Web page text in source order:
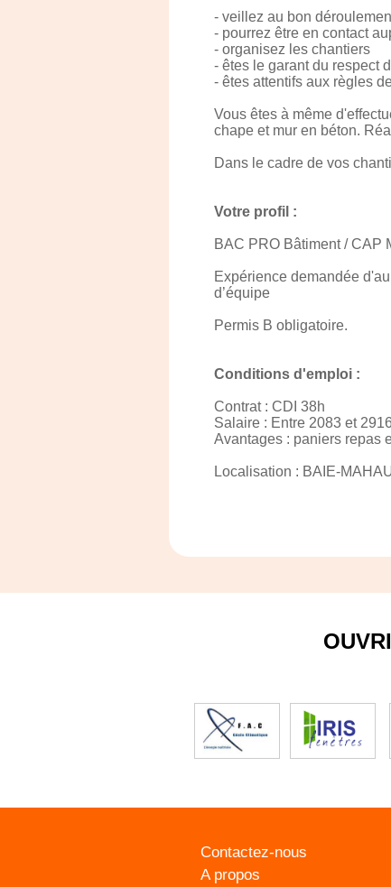
- veillez au bon
- pourrez être en contact
- organisez les chantiers
- êtes le garant du respect
- êtes attentifs aux règles
Vous êtes à même
chape et mur en béton.
Dans le cadre de vos
Votre profil :
BAC PRO Bâtiment / CAP
Expérience demandée
d’équipe
Permis B obligatoire.
Conditions d'emploi :
Contrat : CDI 38h
Salaire : Entre 2083 et
Avantages : paniers repas
Localisation : BAIE-
Contactez-nous
A propos